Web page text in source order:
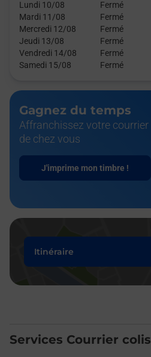
Lundi 10/08
Fermé
Mardi 11/08
Fermé
Mercredi 12/08
Fermé
Jeudi 13/08
Fermé
Vendredi 14/08
Fermé
Samedi 15/08
Fermé
Gagnez du temps
Affranchissez votre courrier
de chez vous
J'imprime mon timbre !
Itinéraire
Services Courrier colis